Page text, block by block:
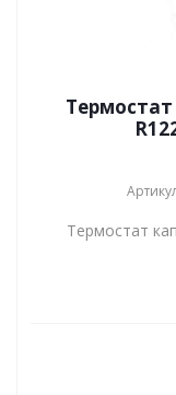
Термостат
Термостат